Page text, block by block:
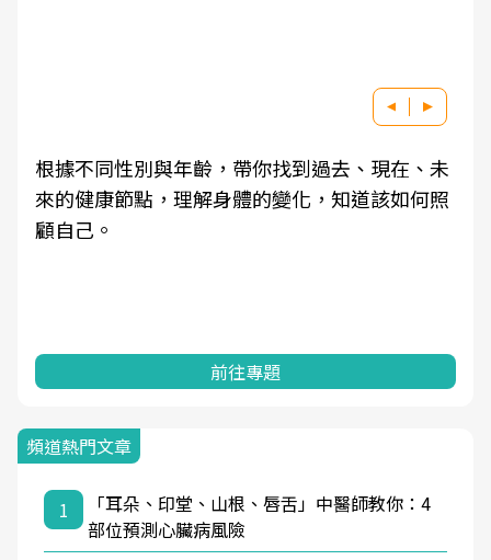
根據不同性別與年齡，帶你找到過去、現在、未
來的健康節點，理解身體的變化，知道該如何照
顧自己。
前往專題
頻道熱門文章
1
「耳朵、印堂、山根、唇舌」中醫師教你：4
部位預測心臟病風險